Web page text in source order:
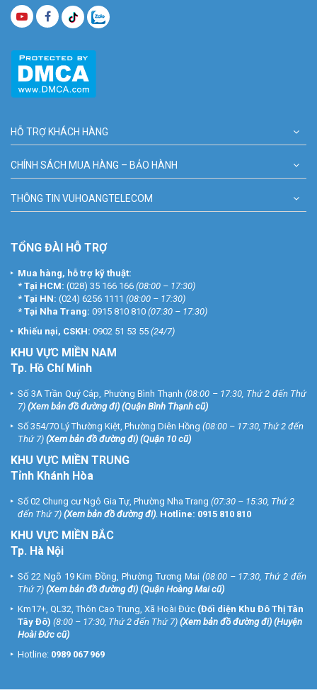
HỖ TRỢ KHÁCH HÀNG
CHÍNH SÁCH MUA HÀNG – BẢO HÀNH
THÔNG TIN VUHOANGTELECOM
TỔNG ĐÀI HỖ TRỢ
Mua hàng, hỗ trợ kỹ thuật:
* Tại HCM: (028) 35 166 166 (08:00 – 17:30)
* Tại HN: (024) 6256 1111 (08:00 – 17:30)
* Tại Nha Trang: 0915 810 810 (07:30 – 17:30)
Khiếu nại, CSKH: 0902 51 53 55 (24/7)
KHU VỰC MIỀN NAM
Tp. Hồ Chí Minh
Số 3A Trần Quý Cáp, Phường Bình Thạnh (08:00 – 17:30, Thứ 2 đến Thứ
7) (Xem bản đồ đường đi) (Quận Bình Thạnh cũ)
Số 354/70 Lý Thường Kiệt, Phường Diên Hồng (08:00 – 17:30, Thứ 2 đến
Thứ 7) (Xem bản đồ đường đi) (Quận 10 cũ)
KHU VỰC MIỀN TRUNG
Tỉnh Khánh Hòa
Số 02 Chung cư Ngô Gia Tự, Phường Nha Trang (07:30 – 15:30, Thứ 2
đến Thứ 7) (Xem bản đồ đường đi). Hotline: 0915 810 810
KHU VỰC MIỀN BẮC
Tp. Hà Nội
Số 22 Ngõ 19 Kim Đồng, Phường Tương Mai (08:00 – 17:30, Thứ 2 đến
Thứ 7) (Xem bản đồ đường đi) (Quận Hoàng Mai cũ)
Km17+, QL32, Thôn Cao Trung, Xã Hoài Đức (Đối diện Khu Đô Thị Tân
Tây Đô) (8:00 – 17:30, Thứ 2 đến Thứ 7) (Xem bản đồ đường đi) (Huyện
Hoài Đức cũ)
Hotline: 0989 067 969